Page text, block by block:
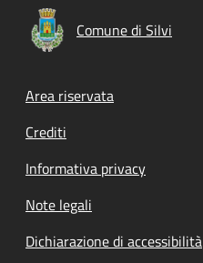
Comune di Silvi
Footer menu
Area riservata
Crediti
Informativa privacy
Note legali
Dichiarazione di accessibilità